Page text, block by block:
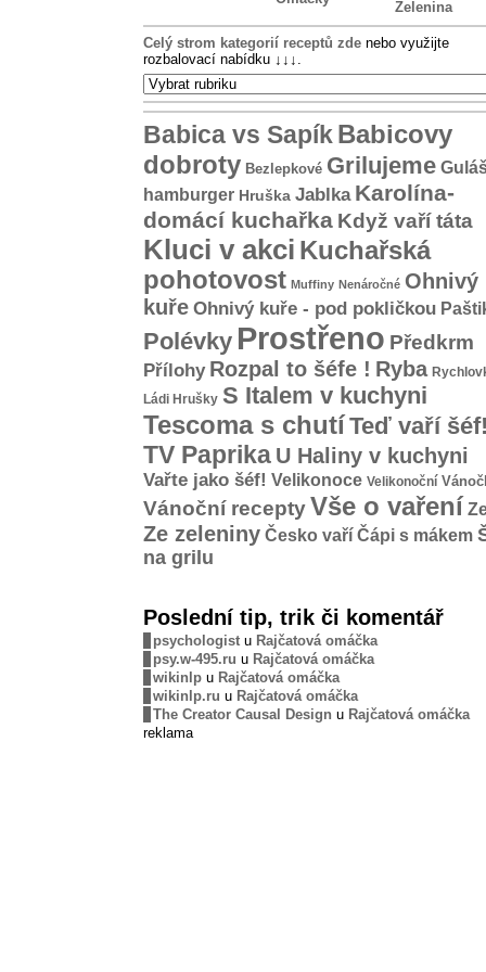
Zelenina
Celý strom kategorií receptů zde nebo využijte
rozbalovací nabídku ↓↓↓
Babica vs Sapík Babicovy
dobroty Bezlepkové Grilujeme
hamburger Hruška Jablka Karolína-
domácí kuchařka Když vaří táta
Kluci v akci Kuchařská
pohotovost Muffiny Nenáročné Ohnivý
kuře Ohnivý kuře - pod pokličkou
Polévky Prostřeno Předkrm
Přílohy Rozpal to šéfe ! Ryba
Ládi Hrušky S Italem v kuchyni
Tescoma s chutíTeď vaří šéf!
TV Paprika U Haliny v kuchyni
Vařte jako šéf! Velikonoce Velikonoční
Vánoční receptyVše o vaření
Ze zeleniny Česko vaří Čápi s mákem
na grilu
Poslední tip, trik či komentář
psychologist u Rajčatová omáčka
psy.w-495.ru u Rajčatová omáčka
wikinlp u Rajčatová omáčka
wikinlp.ru u Rajčatová omáčka
The Creator Causal Design u Rajčatová omáčka
reklama